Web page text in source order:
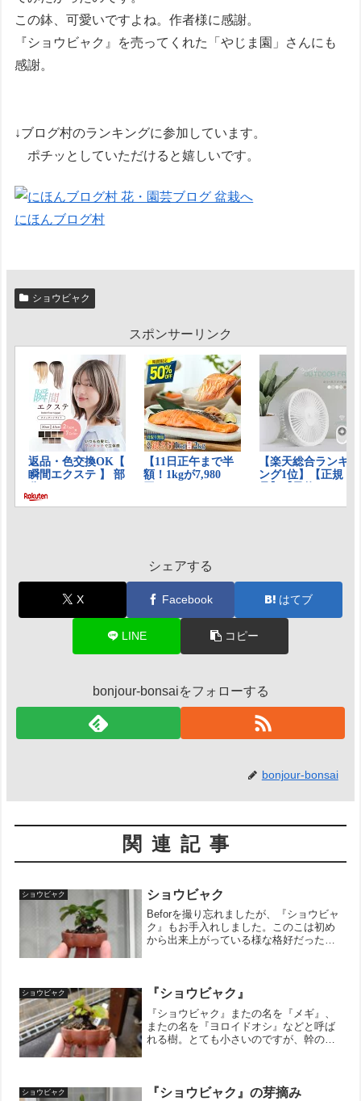
この鉢、可愛いですよね。作者様に感謝。
『ショウビャク』を売ってくれた「やじま園」さんにも
感謝。
↓ブログ村のランキングに参加しています。
ポチッとしていただけると嬉しいです。
にほんブログ村
ショウビャク
スポンサーリンク
シェアする
X Facebook はてブ
LINE コピー
bonjour-bonsaiをフォローする
bonjour-bonsai
関連記事
ショウビャク ショウビャク
Beforを撮り忘れましたが、『ショウビャ
ク』もお手入れしました。このこは初め
から出来上がっている様な格好だったの
じます。↓ブログ村...
ショウビャク 『ショウビャク』
『ショウビャク』またの名を『メギ』、
またの名を『ヨロイドオシ』などと呼ば
れる樹。とても小さいのですが、幹の肌
グに参加しています。...
ショウビャク 『ショウビャク』の芽摘み